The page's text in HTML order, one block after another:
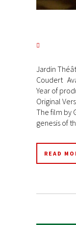
Jardin
Coudert
Year of
Original
The film by
genesis of
READ